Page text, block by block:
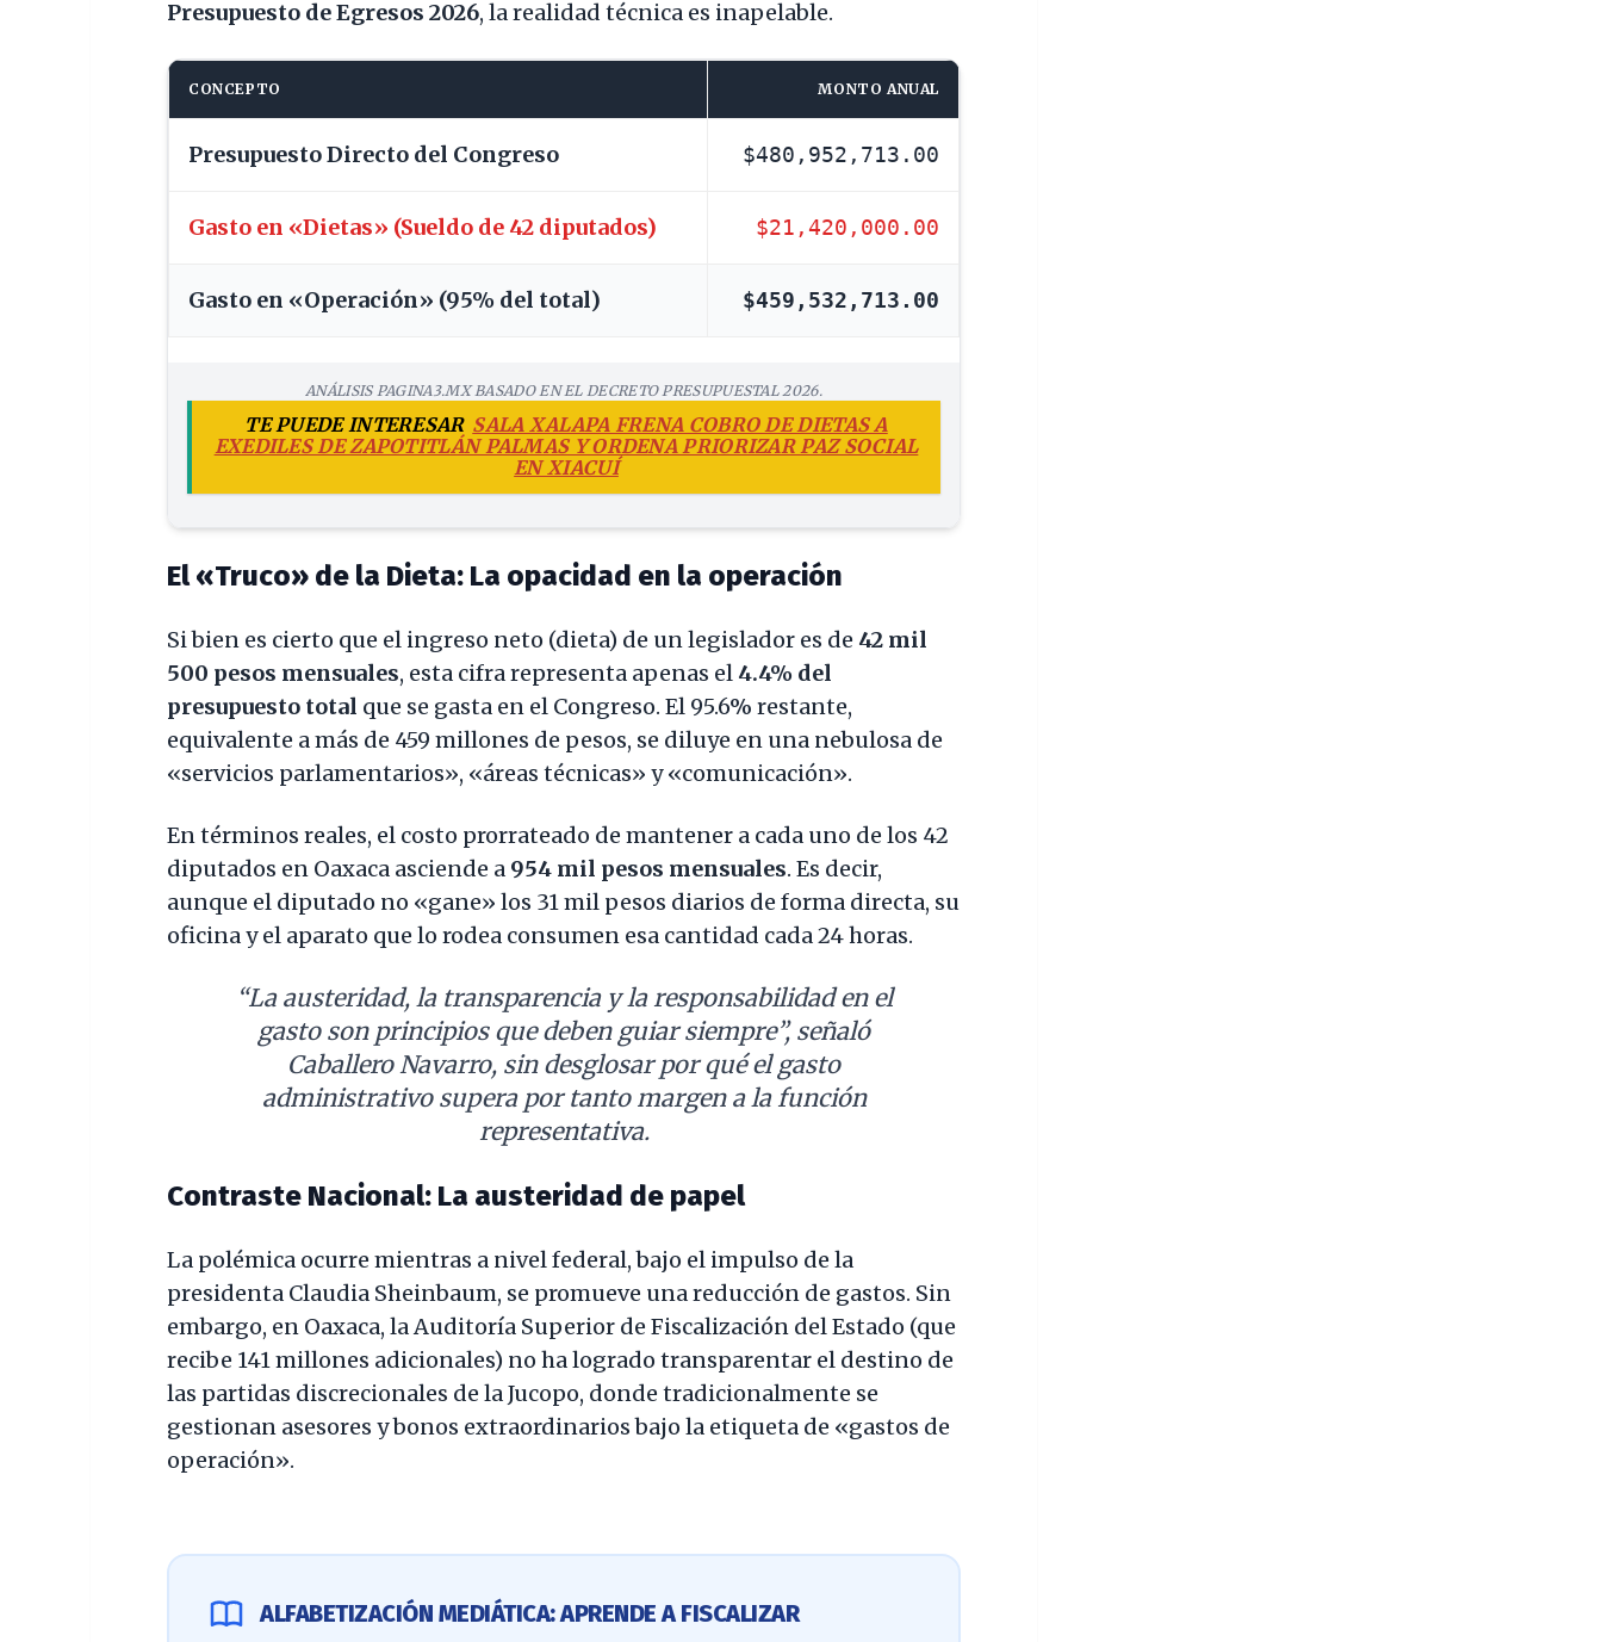
Presupuesto de Egresos 2026, la realidad técnica es inapelable.
CONCEPTO MONTO ANUAL
Presupuesto Directo del Congreso $480,952,713.00
Gasto en «Dietas» (Sueldo de 42 diputados) $21,420,000.00
Gasto en «Operación» (95% del total) $459,532,713.00
ANÁLISIS PAGINA3.MX BASADO EN EL DECRETO PRESUPUESTAL 2026.
TE PUEDE INTERESAR SALA XALAPA FRENA COBRO DE DIETAS A
EXEDILES DE ZAPOTITLÁN PALMAS Y ORDENA PRIORIZAR PAZ SOCIAL
EN XIACUÍ
El «Truco» de la Dieta: La opacidad en la operación
Si bien es cierto que el ingreso neto (dieta) de un legislador es de 42 mil
500 pesos mensuales, esta cifra representa apenas el 4.4% del
presupuesto total que se gasta en el Congreso. El 95.6% restante,
equivalente a más de 459 millones de pesos, se diluye en una nebulosa de
«servicios parlamentarios», «áreas técnicas» y «comunicación».
En términos reales, el costo prorrateado de mantener a cada uno de los 42
diputados en Oaxaca asciende a 954 mil pesos mensuales. Es decir,
aunque el diputado no «gane» los 31 mil pesos diarios de forma directa, su
oficina y el aparato que lo rodea consumen esa cantidad cada 24 horas.
“La austeridad, la transparencia y la responsabilidad en el
gasto son principios que deben guiar siempre”, señaló
Caballero Navarro, sin desglosar por qué el gasto
administrativo supera por tanto margen a la función
representativa.
Contraste Nacional: La austeridad de papel
La polémica ocurre mientras a nivel federal, bajo el impulso de la
presidenta Claudia Sheinbaum, se promueve una reducción de gastos. Sin
embargo, en Oaxaca, la Auditoría Superior de Fiscalización del Estado (que
recibe 141 millones adicionales) no ha logrado transparentar el destino de
las partidas discrecionales de la Jucopo, donde tradicionalmente se
gestionan asesores y bonos extraordinarios bajo la etiqueta de «gastos de
operación».
ALFABETIZACIÓN MEDIÁTICA: APRENDE A FISCALIZAR